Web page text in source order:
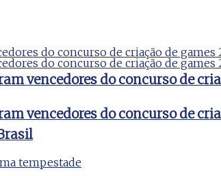
vencedores do concurso de
vencedores do concurso de